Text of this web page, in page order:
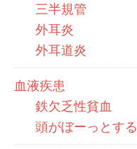
三半規管
外耳炎
外耳道炎
血液疾患
鉄欠乏性貧血
頭がぼーっとする